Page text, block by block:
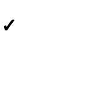
✓